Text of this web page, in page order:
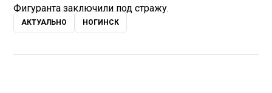
Фигуранта заключили под стражу.
АКТУАЛЬНО НОГИНСК